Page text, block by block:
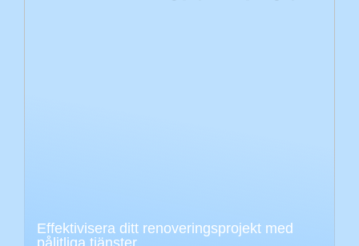
Effektivisera ditt renoveringsprojekt med
pålitliga tjänster